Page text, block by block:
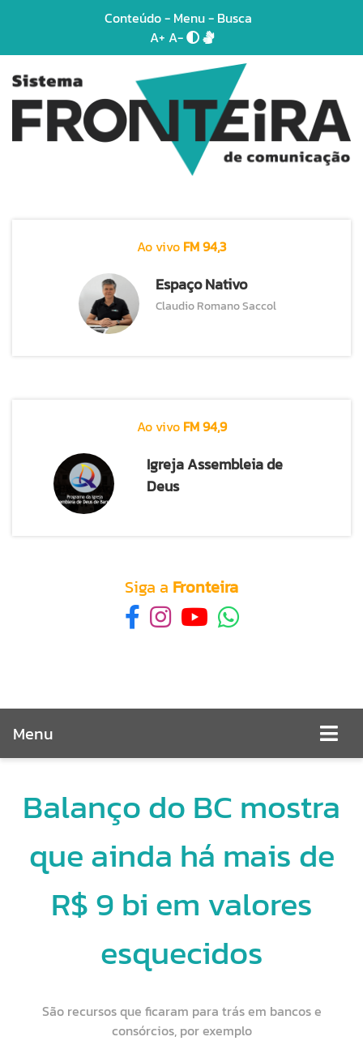
Conteúdo- Menu- Busca
A+ A-
Ao vivo FM 94,3
Espaço Nativo
Claudio Romano Saccol
Ao vivo FM 94,9
Igreja Assembleia de
Deus
Siga a Fronteira
Menu
Balanço do BC mostra
que ainda há mais de
R$ 9 bi em valores
esquecidos
São recursos que ficaram para trás em bancos e
consórcios, por exemplo